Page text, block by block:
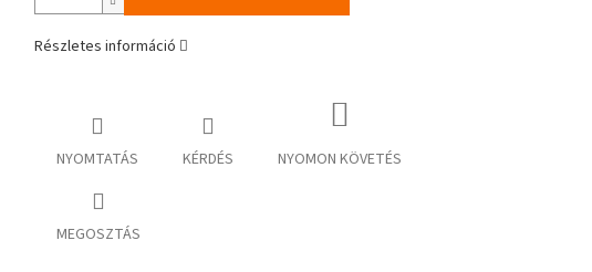
Részletes információ
NYOMTATÁS KÉRDÉS NYOMON KÖVETÉS
MEGOSZTÁS